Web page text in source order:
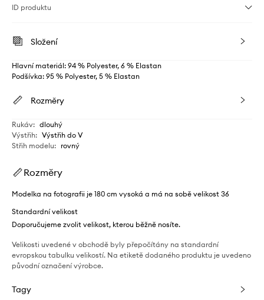
ID produktu
Složení
Hlavní materiál: 94 % Polyester, 6 % Elastan
Podšívka: 95 % Polyester, 5 % Elastan
Rozměry
Rukáv: dlouhý
Výstřih: Výstřih do V
Střih modelu: rovný
Rozměry
Modelka na fotografii je 180 cm vysoká a má na sobě velikost 36
Standardní velikost
Doporučujeme zvolit velikost, kterou běžně nosíte.
Velikosti uvedené v obchodě byly přepočítány na standardní
evropskou tabulku velikostí. Na etiketě dodaného produktu je uvedeno
původní označení výrobce.
Tagy